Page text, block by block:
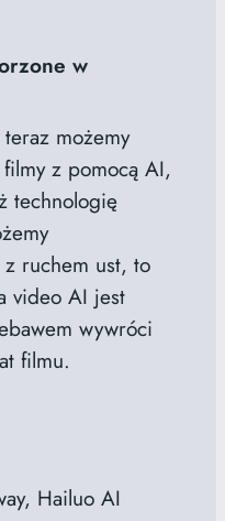
w
możemy
z pomocą AI,
technologię
ruchem ust, to
video AI jest
wywróci
filmu.
Hailuo AI